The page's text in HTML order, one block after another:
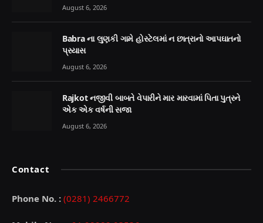
August 6, 2026
Babra ના લુણકી ગામે હોસ્ટેલમાં ન છાત્રાનો આપઘાતનો
પ્રયાસ
August 6, 2026
Rajkot નજીવી બાબતે વેપારીને માર મારવામાં પિતા પુત્રને
એક એક વર્ષની સજા
August 6, 2026
Contact
Phone No. : (0281) 2466772